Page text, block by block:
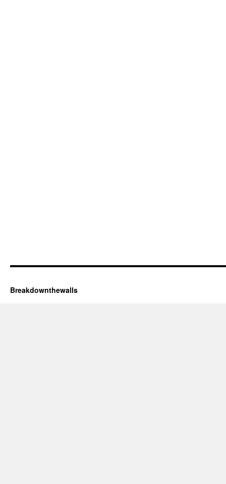
Breakdownthewalls